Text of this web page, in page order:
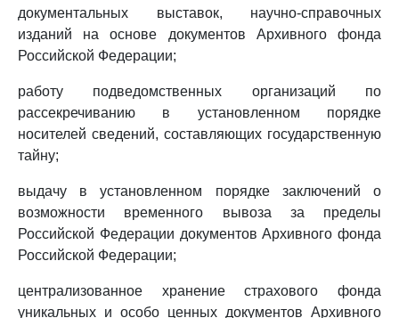
документальных выставок, научно-справочных
изданий на основе документов Архивного фонда
Российской Федерации;
работу подведомственных организаций по
рассекречиванию в установленном порядке
носителей сведений, составляющих государственную
тайну;
выдачу в установленном порядке заключений о
возможности временного вывоза за пределы
Российской Федерации документов Архивного фонда
Российской Федерации;
централизованное хранение страхового фонда
уникальных и особо ценных документов Архивного